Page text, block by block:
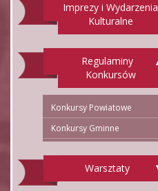
Imprezy i Wydarzenia
Kulturalne
Regulaminy
Konkursów
Konkursy Powiatowe
Konkursy Gminne
Warsztaty